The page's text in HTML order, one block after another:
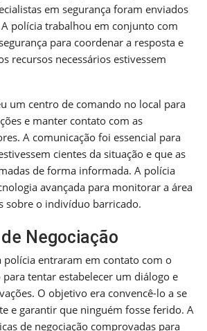
em segurança foram enviados
polícia trabalhou em conjunto com
para coordenar a resposta e
recursos necessários estivessem
um centro de comando no local para
e manter contato com as
A comunicação foi essencial para
cientes da situação e que as
de forma informada. A polícia
avançada para monitorar a área
sobre o indivíduo barricado.
Negociação
polícia entraram em contato com o
tentar estabelecer um diálogo e
O objetivo era convencê-lo a se
e garantir que ninguém fosse ferido. A
de negociação comprovadas para